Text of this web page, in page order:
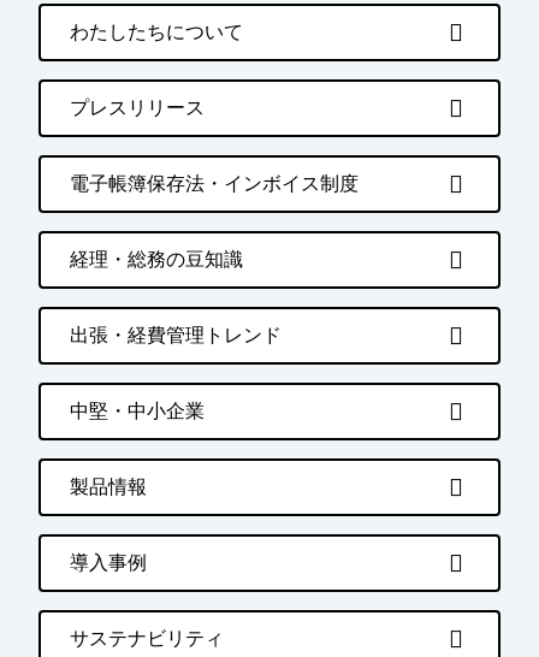
わたしたちについて
プレスリリース
電子帳簿保存法・インボイス制度
経理・総務の豆知識
出張・経費管理トレンド
中堅・中小企業
製品情報
導入事例
サステナビリティ